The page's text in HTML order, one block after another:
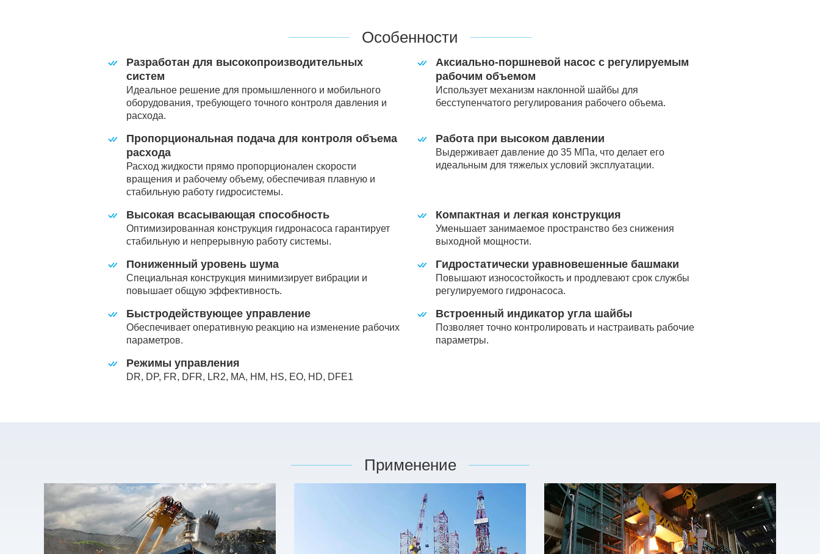
Особенности
Разработан для высокопроизводительных
систем
Идеальное решение для промышленного и мобильного
оборудования, требующего точного контроля давления и
расхода.
Аксиально-поршневой насос с регулируемым
рабочим объемом
Использует механизм наклонной шайбы для
бесступенчатого регулирования рабочего объема.
Пропорциональная подача для контроля объема
расхода
Расход жидкости прямо пропорционален скорости
вращения и рабочему объему, обеспечивая плавную и
стабильную работу гидросистемы.
Работа при высоком давлении
Выдерживает давление до 35 МПа, что делает его
идеальным для тяжелых условий эксплуатации.
Высокая всасывающая способность
Оптимизированная конструкция гидронасоса гарантирует
стабильную и непрерывную работу системы.
Компактная и легкая конструкция
Уменьшает занимаемое пространство без снижения
выходной мощности.
Пониженный уровень шума
Специальная конструкция минимизирует вибрации и
повышает общую эффективность.
Гидростатически уравновешенные башмаки
Повышают износостойкость и продлевают срок службы
регулируемого гидронасоса.
Быстродействующее управление
Обеспечивает оперативную реакцию на изменение рабочих
параметров.
Встроенный индикатор угла шайбы
Позволяет точно контролировать и настраивать рабочие
параметры.
Режимы управления
DR, DP, FR, DFR, LR2, MA, HM, HS, EO, HD, DFE1
Применение